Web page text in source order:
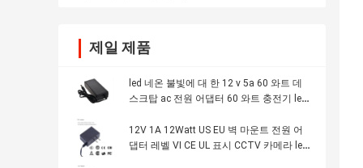
제일 제품
led 네온 불빛에 대 한 12 v 5a 60 와트 데
스크탑 ac 전원 어댑터 60 와트 충전기 led
12V 1A 12Watt US EU 벽 마운트 전원 어
댑터 레벨 VI CE UL 표시 CCTV 카메라 led